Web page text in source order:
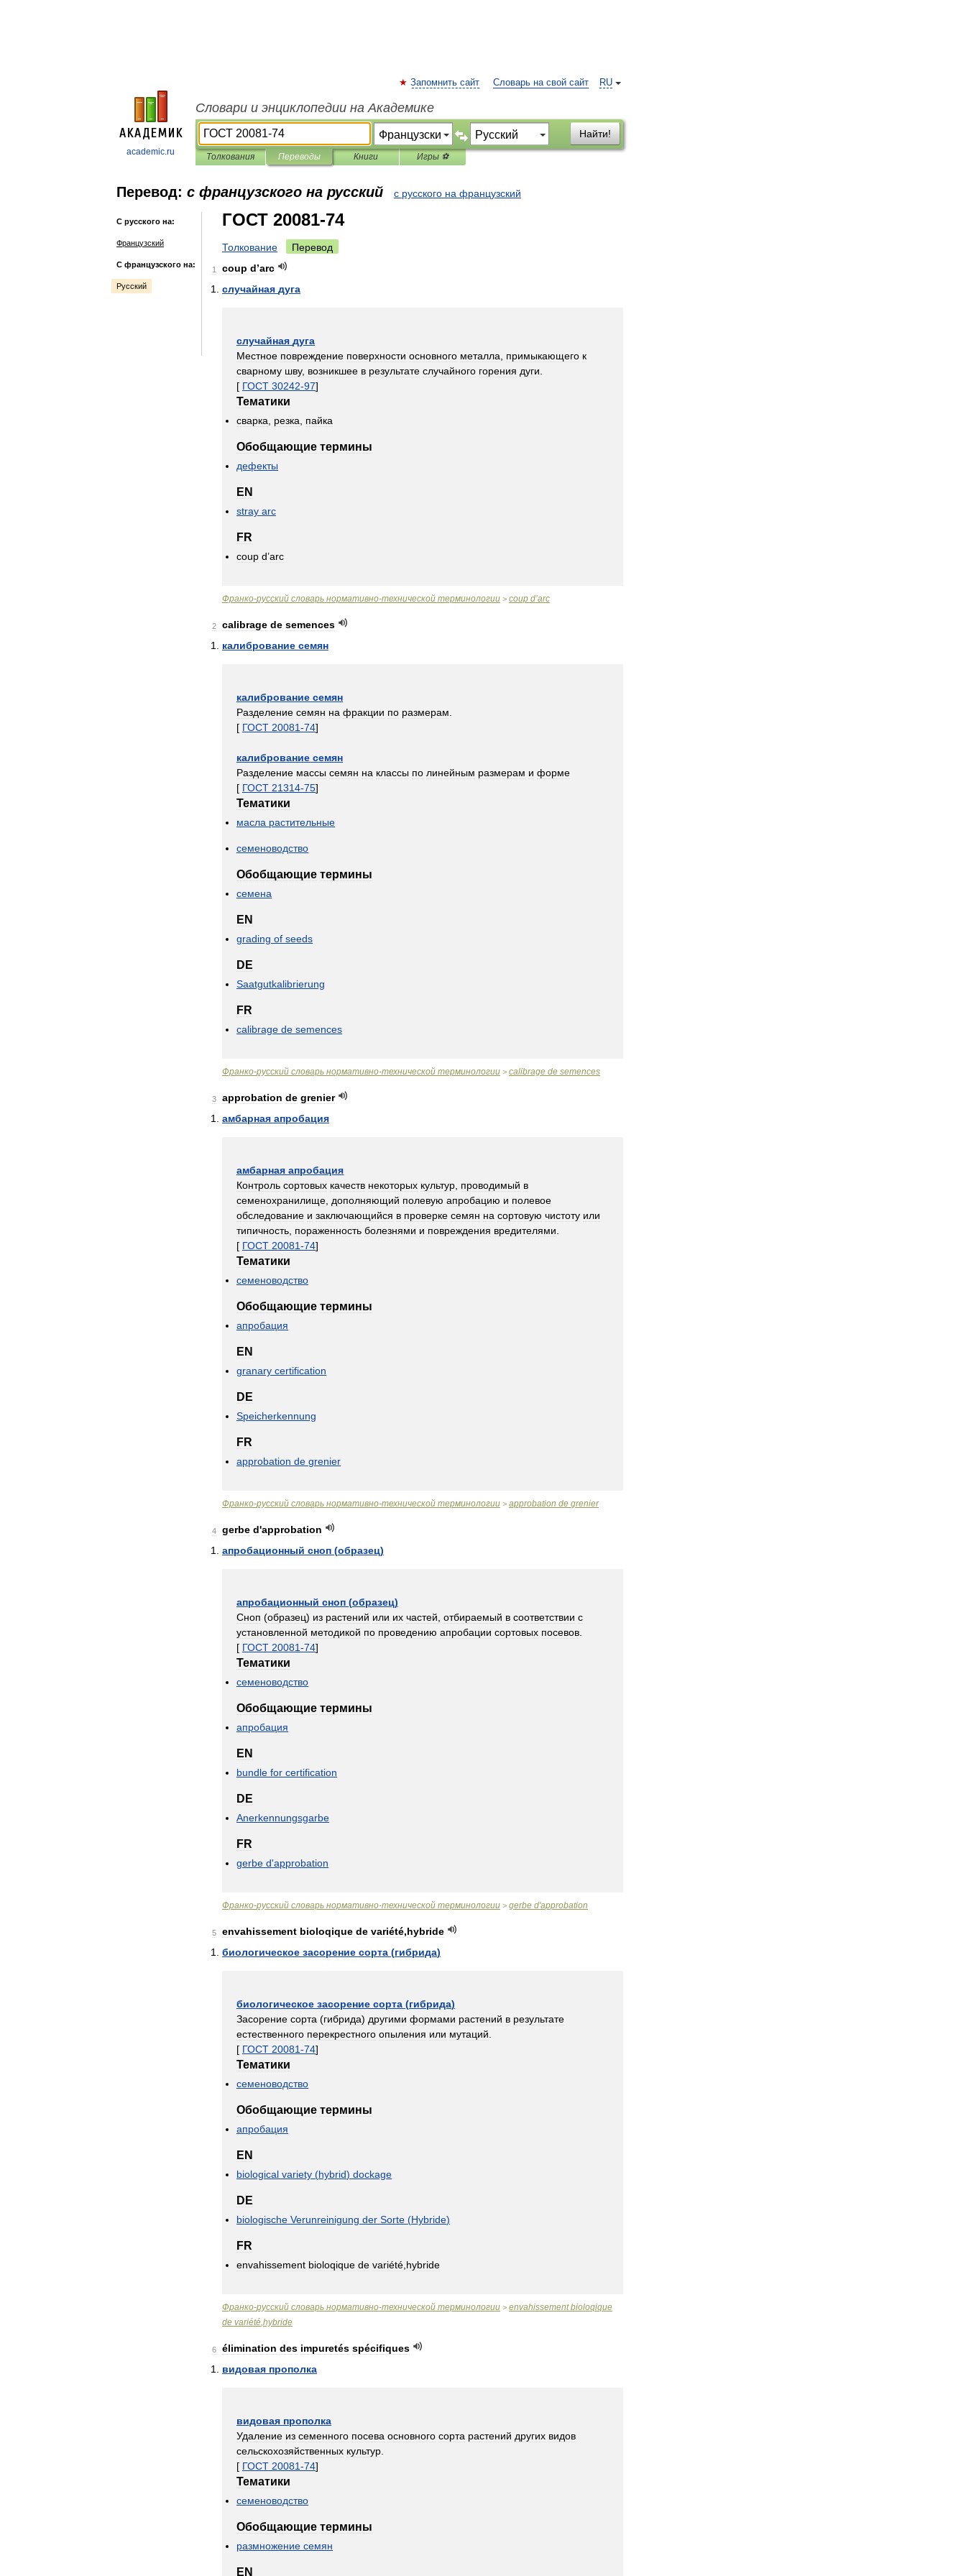
academic.ru
RU
Запомнить сайт Словарь на свой сайт
Словари и энциклопедии на Академике
Найти!
Толкования Переводы Книги Игры ⚽
Перевод: с французского на русский с русского на французский
С русского на:
Французский
С французского на:
Русский
ГОСТ 20081-74
Толкование Перевод
1 coup d’arc
случайная дуга
случайная дуга
Местное повреждение поверхности основного металла примыкающего к
сварному шву, возникшее в результате случайного горения дуги
[ ГОСТ 30242-97]
Тематики
сварка резка пайка
Обобщающие термины
дефекты
EN
stray arc
FR
coup d’arc
Франко-русский словарь нормативно-технической терминологии > coup d’arc
2 calibrage de semences
калибрование семян
калибрование семян
Разделение семян на фракции по размерам
[ ГОСТ 20081-74]
калибрование семян
Разделение массы семян на классы по линейным размерам и форме
[ ГОСТ 21314-75]
Тематики
масла растительные
семеноводство
Обобщающие термины
семена
EN
grading of seeds
DE
Saatgutkalibrierung
FR
calibrage de semences
Франко-русский словарь нормативно-технической терминологии > calibrage de semences
3 approbation de grenier
амбарная апробация
амбарная апробация
Контроль сортовых качеств некоторых культур проводимый в
семенохранилище дополняющий полевую апробацию и полевое
обследование и заключающийся в проверке семян на сортовую чистоту или
типичность пораженность болезнями и повреждения вредителями
[ ГОСТ 20081-74]
Тематики
семеноводство
Обобщающие термины
апробация
EN
granary certification
DE
Speicherkennung
FR
approbation de grenier
Франко-русский словарь нормативно-технической терминологии > approbation de grenier
4 gerbe d'approbation
апробационный сноп (образец)
апробационный сноп (образец)
Сноп (образец) из растений или их частей отбираемый в соответствии с
установленной методикой по проведению апробации сортовых посевов
[ ГОСТ 20081-74]
Тематики
семеноводство
Обобщающие термины
апробация
EN
bundle for certification
DE
Anerkennungsgarbe
FR
gerbe d'approbation
Франко-русский словарь нормативно-технической терминологии > gerbe d'approbation
5 envahissement bioloqique de variété,hybride
биологическое засорение сорта (гибрида)
биологическое засорение сорта (гибрида)
Засорение сорта (гибрида) другими формами растений в результате
естественного перекрестного опыления или мутаций
[ ГОСТ 20081-74]
Тематики
семеноводство
Обобщающие термины
апробация
EN
biological variety (hybrid) dockage
DE
biologische Verunreinigung der Sorte (Hybride)
FR
envahissement bioloqique de variété hybride
Франко-русский словарь нормативно-технической терминологии > envahissement bioloqique
de variété,hybride
6 élimination des impuretés spécifiques
видовая прополка
видовая прополка
Удаление из семенного посева основного сорта растений других видов
сельскохозяйственных культур
[ ГОСТ 20081-74]
Тематики
семеноводство
Обобщающие термины
размножение семян
EN